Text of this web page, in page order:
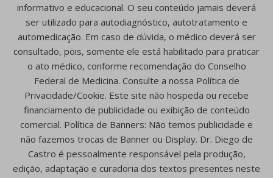
informativo e educacional. O seu conteúdo jamais deverá
ser utilizado para autodiagnóstico, autotratamento e
automedicação. Em caso de dúvida, o médico deverá ser
consultado, pois, somente ele está habilitado para praticar
o ato médico, conforme recomendação do Conselho
Federal de Medicina. Consulte a nossa Política de
Privacidade/Cookie. Este site não hospeda ou recebe
financiamento de publicidade ou exibição de conteúdo
comercial. Política de Banners: Não temos publicidade e
não fazemos trocas de Banner ou Display. Dr. Diego de
Castro é pessoalmente responsável pela produção,
edição, adaptação e curadoria dos textos presentes neste